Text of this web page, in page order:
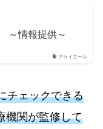
アライエール
～情報提供～
チェックできる
機関が監修して